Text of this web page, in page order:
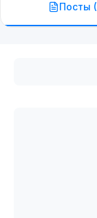
Посты (